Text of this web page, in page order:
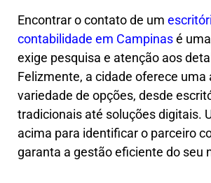
Encontrar o contato de um
contabilidade em Campinasé
exige pesquisa e atenção aos
Felizmente, a cidade oferece uma
variedade de opções, desde
tradicionais até soluções digitais.
acima para identificar o parceiro
garanta a gestão eficiente do seu